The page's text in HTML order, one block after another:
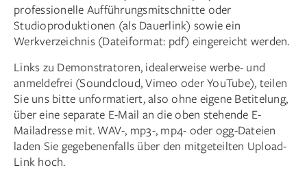
professionelle Aufführungsmitschnitte oder
Studioproduktionen (als Dauerlink) sowie ein
Werkverzeichnis (Dateiformat: pdf) eingereicht werden.
Links zu Demonstratoren, idealerweise werbe- und
anmeldefrei (Soundcloud, Vimeo oder YouTube), teilen
Sie uns bitte unformatiert, also ohne eigene Betitelung,
über eine separate E-Mail an die oben stehende E-
Mailadresse mit. WAV-, mp3-, mp4- oder ogg-Dateien
laden Sie gegebenenfalls über den mitgeteilten Upload-
Link hoch.